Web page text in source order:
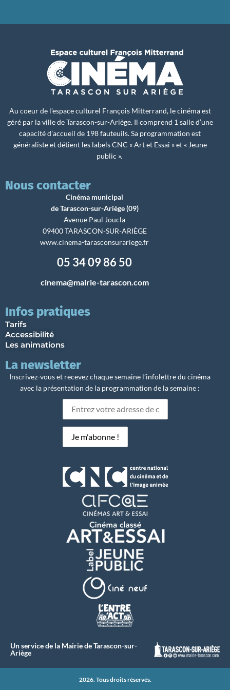
Au coeur de l’espace culturel François Mitterrand, le cinéma est
géré par la ville de Tarascon-sur-Ariège. Il comprend 1 salle d’une
capacité d’accueil de 198 fauteuils. Sa programmation est
généraliste et détient les labels CNC « Art et Essai » et « Jeune
public ».
Nous contacter
Cinéma municipal
de Tarascon-sur-Ariège (09)
Avenue Paul Joucla
09400 TARASCON-SUR-ARIÈGE
www.cinema-tarasconsurariege.fr
05 34 09 86 50
cinema@mairie-tarascon.com
Infos pratiques
Tarifs
Accessibilité
Les animations
La newsletter
Inscrivez-vous et recevez chaque semaine l’infolettre du cinéma
avec la présentation de la programmation de la semaine :
Un service de la Mairie de Tarascon-sur-
Ariège
2026. Tous droits réservés.